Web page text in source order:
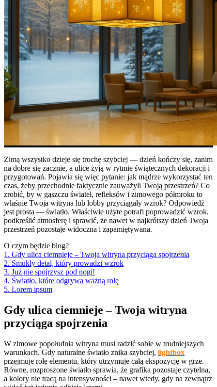
Zimą wszystko dzieje się trochę szybciej — dzień kończy się, zanim
na dobre się zacznie, a ulice żyją w rytmie świątecznych dekoracji i
przygotowań. Pojawia się więc pytanie: jak mądrze wykorzystać ten
czas, żeby przechodnie faktycznie zauważyli Twoją przestrzeń? Co
zrobić, by w gąszczu świateł, refleksów i zimowego półmroku to
właśnie Twoja witryna lub lobby przyciągały wzrok? Odpowiedź
jest prosta — światło. Właściwie użyte potrafi poprowadzić wzrok,
podkreślić atmosferę i sprawić, że nawet w najkrótszy dzień Twoja
przestrzeń pozostaje widoczna i zapamiętywana.
O czym będzie blog?
1. Gdy ulica ciemnieje – Twoja witryna przyciąga spojrzenia
2. Smukły detal, który prowadzi wzrok
3. Już nie spojrzysz pod nogi!
4. Światło, które odgrywa ważną rolę
5. Lorem ipsum
Gdy ulica ciemnieje – Twoja witryna
przyciąga spojrzenia
W zimowe popołudnia witryna musi radzić sobie w trudniejszych
warunkach. Gdy naturalne światło znika szybciej, lightbox
przejmuje rolę elementu, który utrzymuje całą ekspozycję w grze.
Równe, rozproszone światło sprawia, że grafika pozostaje czytelna,
a kolory nie tracą na intensywności – nawet wtedy, gdy na zewnątrz